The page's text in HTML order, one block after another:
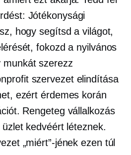
Jótékonysági
hogy segítsd a világot,
fokozd a nyilvános
munkát szerezz
szervezet elindítása
ezért érdemes korán
Rengeteg vállalkozás
kedvéért léteznek.
„miért”-jének ezen túl